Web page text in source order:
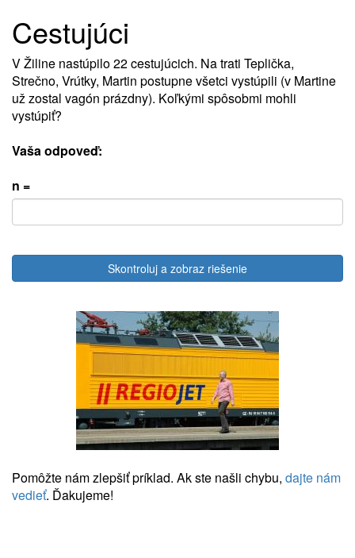
Cestujúci
V Žiline nastúpilo 22 cestujúcich. Na trati Teplička,
Strečno, Vrútky, Martin postupne všetci vystúpili (v Martine
už zostal vagón prázdny). Koľkými spôsobmi mohli
vystúpiť?
Vaša odpoveď:
n =
Skontroluj a zobraz riešenie
Pomôžte nám zlepšiť príklad. Ak ste našli chybu, dajte nám
vedieť. Ďakujeme!